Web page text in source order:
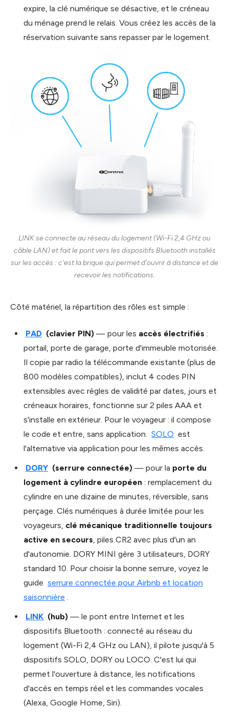
expire, la clé numérique se désactive, et le créneau
du ménage prend le relais. Vous créez les accès de la
réservation suivante sans repasser par le logement.
LINK se connecte au réseau du logement (Wi-Fi 2,4 GHz ou
câble LAN) et fait le pont vers les dispositifs Bluetooth installés
sur les accès : c'est la brique qui permet d'ouvrir à distance et de
recevoir les notifications.
Côté matériel, la répartition des rôles est simple :
PAD (clavier PIN) — pour les accès électrifiés :
portail, porte de garage, porte d'immeuble motorisée.
Il copie par radio la télécommande existante (plus de
800 modèles compatibles), inclut 4 codes PIN
extensibles avec règles de validité par dates, jours et
créneaux horaires, fonctionne sur 2 piles AAA et
s'installe en extérieur. Pour le voyageur : il compose
le code et entre, sans application. SOLO est
l'alternative via application pour les mêmes accès.
DORY (serrure connectée) — pour la porte du
logement à cylindre européen : remplacement du
cylindre en une dizaine de minutes, réversible, sans
perçage. Clés numériques à durée limitée pour les
voyageurs, clé mécanique traditionnelle toujours
active en secours, piles CR2 avec plus d'un an
d'autonomie. DORY MINI gère 3 utilisateurs, DORY
standard 10. Pour choisir la bonne serrure, voyez le
guide serrure connectée pour Airbnb et location
saisonnière .
LINK (hub) — le pont entre Internet et les
dispositifs Bluetooth : connecté au réseau du
logement (Wi-Fi 2,4 GHz ou LAN), il pilote jusqu'à 5
dispositifs SOLO, DORY ou LOCO. C'est lui qui
permet l'ouverture à distance, les notifications
d'accès en temps réel et les commandes vocales
(Alexa, Google Home, Siri).